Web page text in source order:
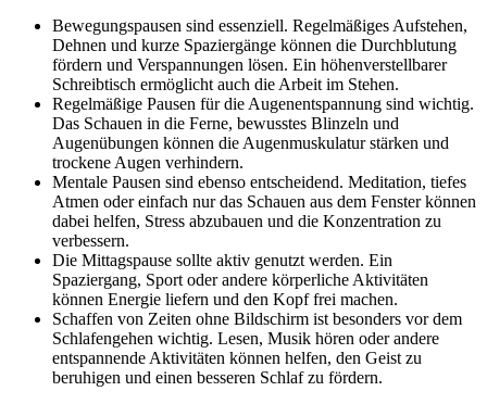
Bewegungspausen sind essenziell. Regelmäßiges Aufstehen,
Dehnen und kurze Spaziergänge können die Durchblutung
fördern und Verspannungen lösen. Ein höhenverstellbarer
Schreibtisch ermöglicht auch die Arbeit im Stehen.
Regelmäßige Pausen für die Augenentspannung sind wichtig.
Das Schauen in die Ferne, bewusstes Blinzeln und
Augenübungen können die Augenmuskulatur stärken und
trockene Augen verhindern.
Mentale Pausen sind ebenso entscheidend. Meditation, tiefes
Atmen oder einfach nur das Schauen aus dem Fenster können
dabei helfen, Stress abzubauen und die Konzentration zu
verbessern.
Die Mittagspause sollte aktiv genutzt werden. Ein
Spaziergang, Sport oder andere körperliche Aktivitäten
können Energie liefern und den Kopf frei machen.
Schaffen von Zeiten ohne Bildschirm ist besonders vor dem
Schlafengehen wichtig. Lesen, Musik hören oder andere
entspannende Aktivitäten können helfen, den Geist zu
beruhigen und einen besseren Schlaf zu fördern.